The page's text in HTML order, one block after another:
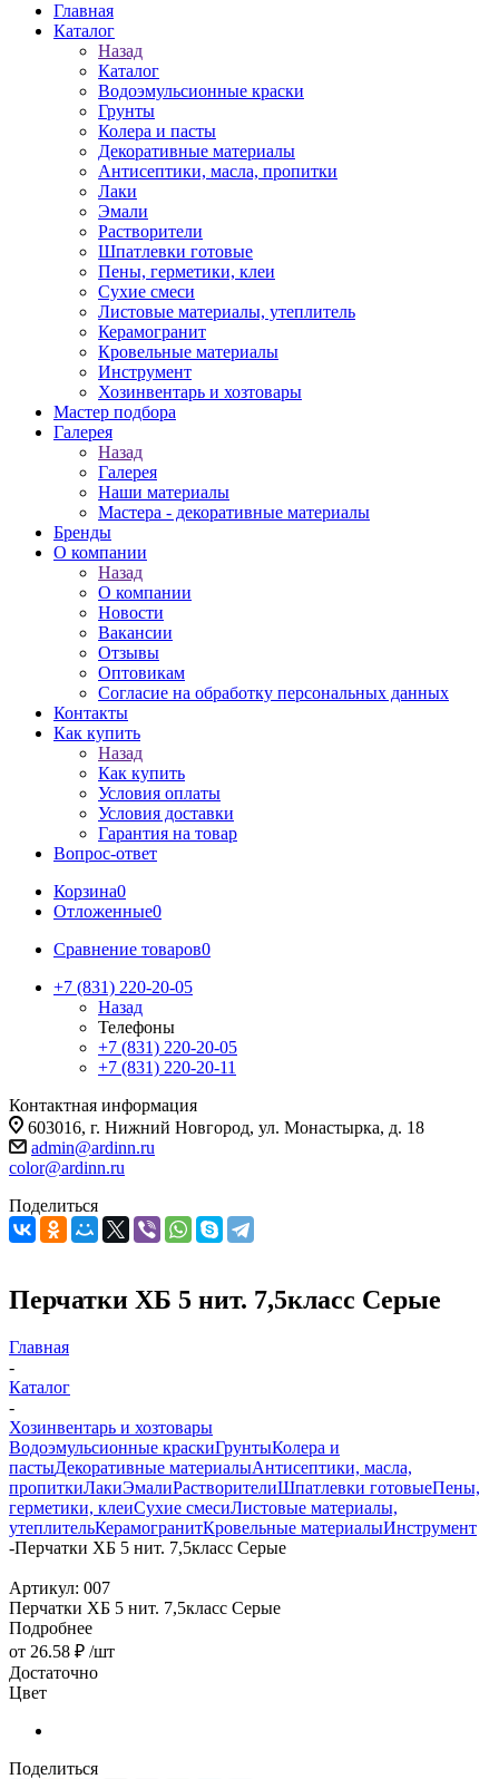
Главная
Каталог
Назад
Каталог
Водоэмульсионные краски
Грунты
Колера и пасты
Декоративные материалы
Антисептики, масла, пропитки
Лаки
Эмали
Растворители
Шпатлевки готовые
Пены, герметики, клеи
Сухие смеси
Листовые материалы, утеплитель
Керамогранит
Кровельные материалы
Инструмент
Хозинвентарь и хозтовары
Мастер подбора
Галерея
Назад
Галерея
Наши материалы
Мастера - декоративные материалы
Бренды
О компании
Назад
О компании
Новости
Вакансии
Отзывы
Оптовикам
Cогласие на обработку персональных данных
Контакты
Как купить
Назад
Как купить
Условия оплаты
Условия доставки
Гарантия на товар
Вопрос-ответ
Корзина0
Отложенные0
Сравнение товаров0
+7 (831) 220-20-05
Назад
Телефоны
+7 (831) 220-20-05
+7 (831) 220-20-11
Контактная информация
603016, г. Нижний Новгород, ул. Монастырка, д. 18
admin@ardinn.ru
color@ardinn.ru
Поделиться
Перчатки ХБ 5 нит. 7,5класс Серые
Главная
-
Каталог
-
Хозинвентарь и хозтовары
Водоэмульсионные краскиГрунтыКолера и
пастыДекоративные материалыАнтисептики, масла,
пропиткиЛакиЭмалиРастворителиШпатлевки готовыеПены,
герметики, клеиСухие смесиЛистовые материалы,
утеплительКерамогранитКровельные материалыИнструмент
-Перчатки ХБ 5 нит. 7,5класс Серые
Артикул: 007
Перчатки ХБ 5 нит. 7,5класс Серые
Подробнее
от 26.58 ₽ /шт
Достаточно
Цвет
Поделиться